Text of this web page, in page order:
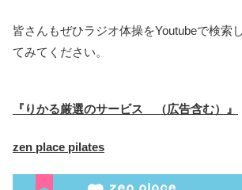
皆さんもぜひラジオ体操をYoutubeで検索
てみてください。
『りかる厳選のサービス （広告含む）』
zen place pilates